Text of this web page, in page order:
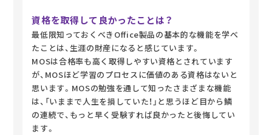
資格を取得して良かったことは？
最低限知っておくべきOffice製品の基本的な機能を学べ
たことは、生涯の財産になると感じています。
MOSは合格率も高く取得しやすい資格とされています
が、MOSほど学習のプロセスに価値のある資格はないと
思います。MOSの勉強を通して知ったさまざまな機能
は、「いままで人生を損していた！」と思うほど目から鱗
の連続で、もっと早く受験すれば良かったと後悔してい
ます。